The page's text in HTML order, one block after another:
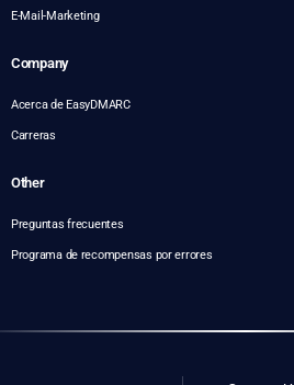
E-Mail-Marketing
Company
Acerca de EasyDMARC
Carreras
Other
Preguntas frecuentes
Programa de recompensas por errores